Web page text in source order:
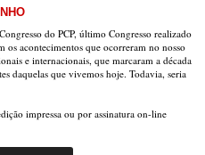
do PCP, último Congresso realizado
os acontecimentos que ocorreram no nosso
e internacionais, que marcaram a década
daquelas que vivemos hoje. Todavia, seria
impressa ou por assinatura on-line